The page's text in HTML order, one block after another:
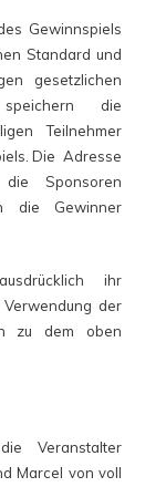
Gewinnspiels
Standard und
gesetzlichen
die
Teilnehmer
Die Adresse
Sponsoren
die Gewinner
ihr
der
zu dem oben
Veranstalter
Marcel von voll